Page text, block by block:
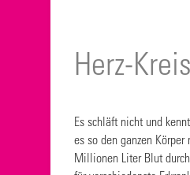
Herz-
Es schläft nicht und
es so den ganzen
Millionen Liter Blut